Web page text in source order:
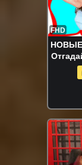
FHD
НОВЫЕ